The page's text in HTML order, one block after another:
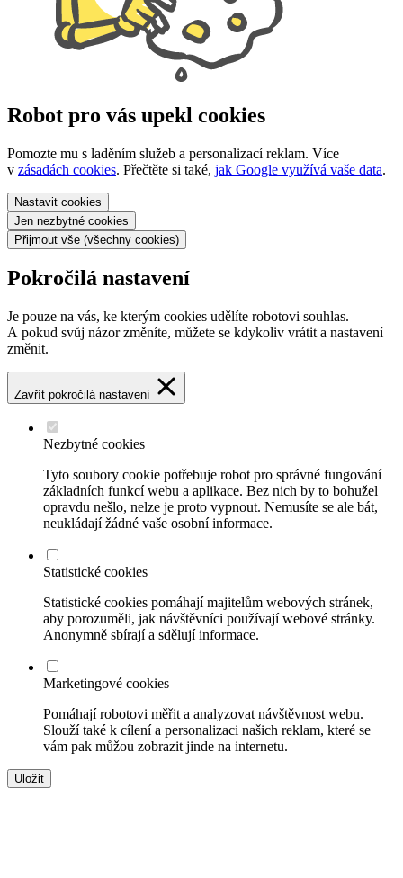
Robot pro vás upekl cookies
Pomozte mu s laděním služeb a personalizací reklam. Více
v zásadách cookies. Přečtěte si také, jak Google využívá vaše data.
Nastavit cookies
Jen nezbytné cookies
Přijmout vše (všechny cookies)
Pokročilá nastavení
Je pouze na vás, ke kterým cookies udělíte robotovi souhlas.
A pokud svůj názor změníte, můžete se kdykoliv vrátit a nastavení
změnit.
Zavřít pokročilá nastavení
Nezbytné cookies
Tyto soubory cookie potřebuje robot pro správné fungování
základních funkcí webu a aplikace. Bez nich by to bohužel
opravdu nešlo, nelze je proto vypnout. Nemusíte se ale bát,
neukládají žádné vaše osobní informace.
Statistické cookies
Statistické cookies pomáhají majitelům webových stránek,
aby porozuměli, jak návštěvníci používají webové stránky.
Anonymně sbírají a sdělují informace.
Marketingové cookies
Pomáhají robotovi měřit a analyzovat návštěvnost webu.
Slouží také k cílení a personalizaci našich reklam, které se
vám pak můžou zobrazit jinde na internetu.
Uložit